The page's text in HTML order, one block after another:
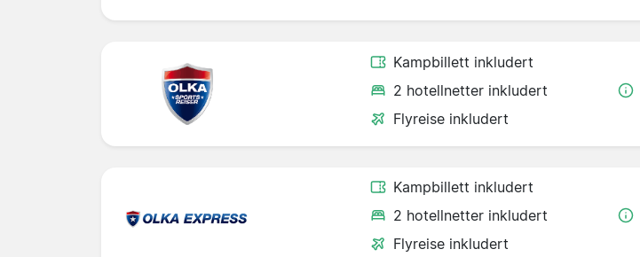
Kampbillett inkludert
2 hotellnetter inkludert
Flyreise inkludert
Kampbillett inkludert
2 hotellnetter inkludert
Flyreise inkludert